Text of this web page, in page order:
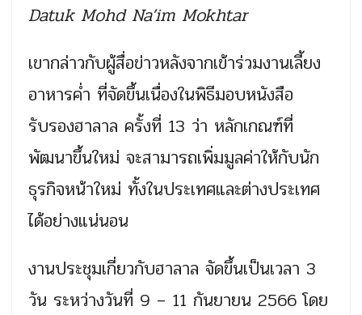
Datuk Mohd Na’im Mokhtar
เขากล่าวกับผู้สื่อข่าวหลังจากเข้าร่วมงานเลี้ยง
อาหารค่ำ ที่จัดขึ้นเนื่องในพิธีมอบหนังสือ
รับรองฮาลาล ครั้งที่ 13 ว่า หลักเกณฑ์ที่
พัฒนาขึ้นใหม่ จะสามารถเพิ่มมูลค่าให้กับนัก
ธุรกิจหน้าใหม่ ทั้งในประเทศและต่างประเทศ
ได้อย่างแน่นอน
งานประชุมเกี่ยวกับฮาลาล จัดขึ้นเป็นเวลา 3
วัน ระหว่างวันที่ 9 – 11 กันยายน 2566 โดย